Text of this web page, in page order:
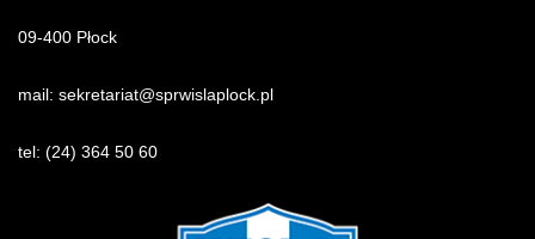
09-400 Płock
mail: sekretariat@sprwislaplock.pl
tel: (24) 364 50 60